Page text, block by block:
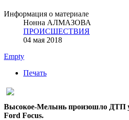
Информация о материале
Нонна АЛМАЗОВА
ПРОИСШЕСТВИЯ
04 мая 2018
Empty
Печать
Высокое-Мелынь произошло ДТП
Ford Focus.